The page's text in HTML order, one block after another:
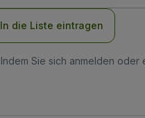
In die Liste eintragen
Indem Sie sich anmelden oder